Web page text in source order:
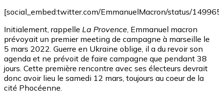
[social_embed:twitter.com/EmmanuelMacron/status/
Initialement, rappelle La Provence, Emmanuel macron
prévoyait un premier meeting de campagne à marseille le
5 mars 2022. Guerre en Ukraine oblige, il a du revoir son
agenda et ne prévoit de faire campagne que pendant 38
jours. Cette première rencontre avec ses électeurs devrait
donc avoir lieu le samedi 12 mars, toujours au coeur de la
cité Phocéenne.